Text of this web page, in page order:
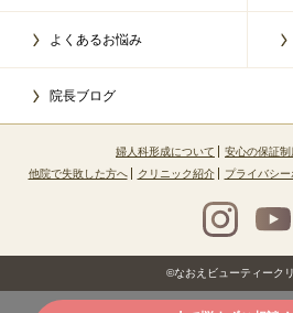
よくあるお悩み
院長ブログ
婦人科形成について 安心の保証制
他院で失敗した方へ
クリニック紹介 プライバシー
©なおえビューティーク